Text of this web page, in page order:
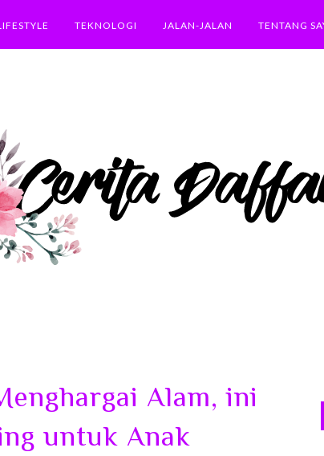
TEKNOLOGI JALAN-JALAN TENTANG
Alam, ini
untuk Anak